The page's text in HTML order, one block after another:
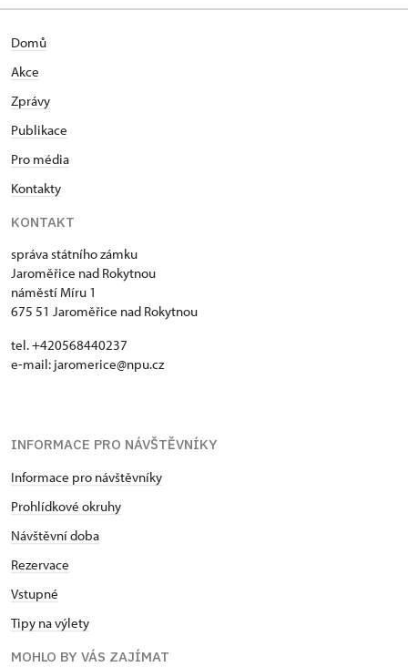
Domů
Akce
Zprávy
Publikace
Pro média
Kontakty
KONTAKT
správa státního zámku
Jaroměřice nad Rokytnou
náměstí Míru 1
675 51 Jaroměřice nad Rokytnou
tel. +420568440237
e-mail: jaromerice@npu.cz
INFORMACE PRO NÁVŠTĚVNÍKY
Informace pro návštěvníky
Prohlídkové okruhy
Návštěvní doba
Rezervace
Vstupné
Tipy na výlety
MOHLO BY VÁS ZAJÍMAT